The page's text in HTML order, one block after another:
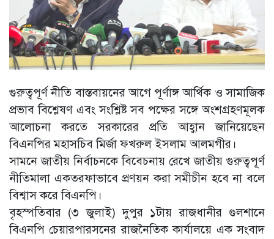
গুরুত্বপূর্ণ নীতি বাস্তবায়নের আগে পূর্ণাঙ্গ আর্থিক ও সামাজিক
প্রভাব বিশ্লেষণ এবং সংশ্লিষ্ট সব পক্ষের সঙ্গে অংশগ্রহণমূলক
আলোচনা করতে সরকারের প্রতি আহ্বান জানিয়েছেন
বিএনপির মহাসচিব মির্জা ফখরুল ইসলাম আলমগীর।
সামনে জাতীয় নির্বাচনকে বিবেচনায় রেখে জাতীয় গুরুত্বপূর্ণ
নীতিমালা একতরফাভাবে প্রণয়ন করা সমীচীন হবে না বলে
বিশ্বাস করে বিএনপি।
বৃহস্পতিবার (৩ জুলাই) দুপুর ১টায় রাজধানীর গুলশানে
বিএনপি চেয়ারপারসনের রাজনৈতিক কার্যালয়ে এক সংবাদ